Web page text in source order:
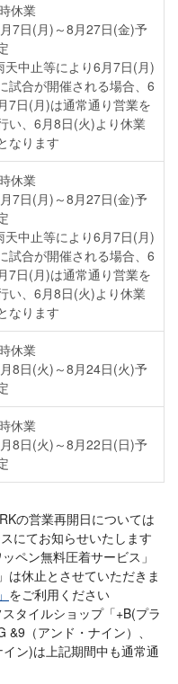
休業
7日(月)～8月27日(金)予
天中止等により6月7日(月)
試合が開催される場合、6
7日(月)は通常通り営業を
い、6月8日(火)より休業
なります
休業
7日(月)～8月27日(金)予
天中止等により6月7日(月)
試合が開催される場合、6
7日(月)は通常通り営業を
い、6月8日(火)より休業
なります
休業
8日(火)～8月24日(火)予
休業
8日(火)～8月22日(日)予
の営業再開日については
にてお知らせいたします
ペン無料圧着サービス」
は休止とさせていただきま
をご利用ください
タイルショップ「+B(プラ
（アンド・ナイン）、
ン)は上記期間中も通常通